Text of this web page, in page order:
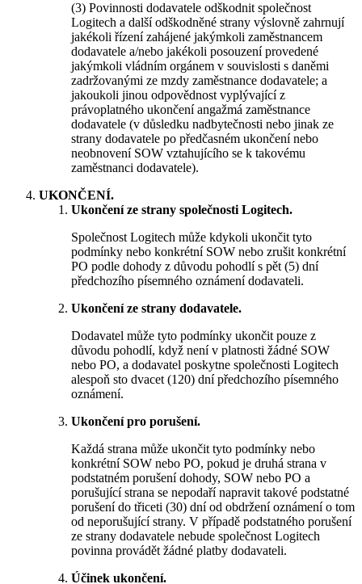
(3) Povinnosti dodavatele odškodnit společnost
Logitech a další odškodněné strany výslovně zahrnují
jakékoli řízení zahájené jakýmkoli zaměstnancem
dodavatele a/nebo jakékoli posouzení provedené
jakýmkoli vládním orgánem v souvislosti s daněmi
zadržovanými ze mzdy zaměstnance dodavatele; a
jakoukoli jinou odpovědnost vyplývající z
právoplatného ukončení angažmá zaměstnance
dodavatele (v důsledku nadbytečnosti nebo jinak ze
strany dodavatele po předčasném ukončení nebo
neobnovení SOW vztahujícího se k takovému
zaměstnanci dodavatele).
UKONČENÍ.
Ukončení ze strany společnosti Logitech.
Společnost Logitech může kdykoli ukončit tyto
podmínky nebo konkrétní SOW nebo zrušit konkrétní
PO podle dohody z důvodu pohodlí s pět (5) dní
předchozího písemného oznámení dodavateli.
Ukončení ze strany dodavatele.
Dodavatel může tyto podmínky ukončit pouze z
důvodu pohodlí, když není v platnosti žádné SOW
nebo PO, a dodavatel poskytne společnosti Logitech
alespoň sto dvacet (120) dní předchozího písemného
oznámení.
Ukončení pro porušení.
Každá strana může ukončit tyto podmínky nebo
konkrétní SOW nebo PO, pokud je druhá strana v
podstatném porušení dohody, SOW nebo PO a
porušující strana se nepodaří napravit takové podstatné
porušení do třiceti (30) dní od obdržení oznámení o tom
od neporušující strany. V případě podstatného porušení
ze strany dodavatele nebude společnost Logitech
povinna provádět žádné platby dodavateli.
Účinek ukončení.